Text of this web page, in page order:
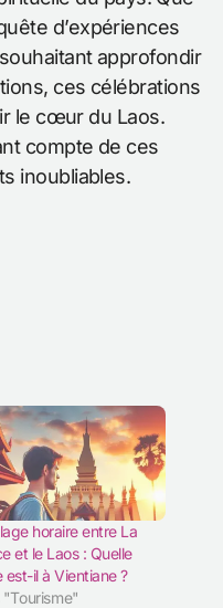
d’expériences
approfondir
ces célébrations
le cœur du Laos.
compte de ces
inoubliables.
horaire entre La
et le Laos : Quelle
est-il à Vientiane ?
"Tourisme"